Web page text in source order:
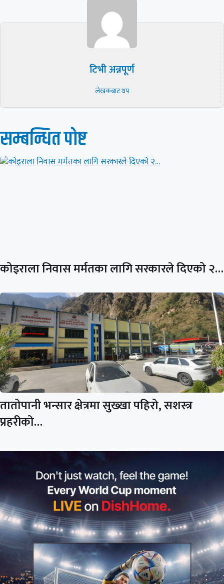
टिभी अन्नपूर्ण
लेखकबाट थप
सम्बन्धित पाेष्ट
कोइराला निवास मर्मतका लागि सरकारले दिएको २…
तातोपानी भन्सार क्षेत्रमा सुख्खा पहिरो, सशस्त्र
प्रहरीको…